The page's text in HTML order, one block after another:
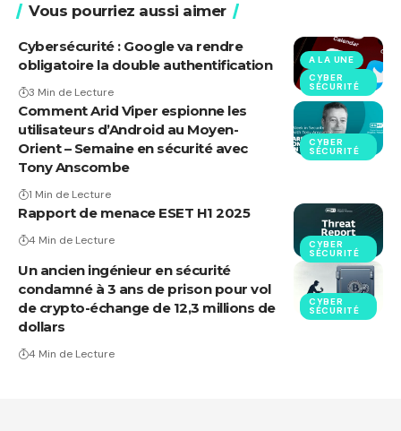
Vous pourriez aussi aimer
A LA UNE
CYBER
SÉCURITÉ
Cybersécurité : Google va rendre
obligatoire la double authentification
3 Min de Lecture
CYBER
SÉCURITÉ
Comment Arid Viper espionne les
utilisateurs d’Android au Moyen-
Orient – ​​Semaine en sécurité avec
Tony Anscombe
1 Min de Lecture
CYBER
SÉCURITÉ
Rapport de menace ESET H1 2025
4 Min de Lecture
CYBER
SÉCURITÉ
Un ancien ingénieur en sécurité
condamné à 3 ans de prison pour vol
de crypto-échange de 12,3 millions de
dollars
4 Min de Lecture